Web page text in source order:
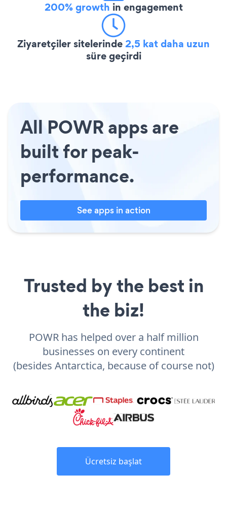
200% growth in engagement
Ziyaretçiler sitelerinde2,5 kat daha uzun
süre geçirdi
All POWR apps are
built for peak-
performance.
See apps in action
Trusted by the best in
the biz!
POWR has helped over a half million
businesses on every continent
(besides Antarctica, because of course not)
Ücretsiz başlat